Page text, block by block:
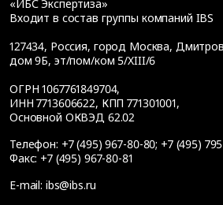
«ИБС Экспертиза»
Входит в состав группы компаний IBS
127434, Россия, город Москва,
дом 9Б, эт/пом/ком 5/XIII/6
ОГРН 1067761849704,
ИНН 7713606622, КПП 771301001,
Основной ОКВЭД 62.02
Телефон: +7 (495) 967-80-80; +7 (495)
Факс: +7 (495) 967-80-81
E-mail: ibs@ibs.ru